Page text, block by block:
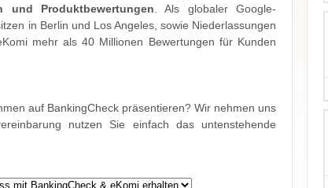
und Produktbewertungen. Als globaler Google-
in Berlin und Los Angeles, sowie Niederlassungen
mehr als 40 Millionen Bewertungen für Kunden
auf BankingCheck präsentieren? Wir nehmen uns
nutzen Sie einfach das untenstehende